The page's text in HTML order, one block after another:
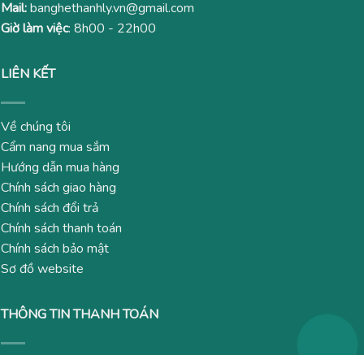
Mail:banghethanhly.vn@gmail.com
Giờ làm việc: 8h00 - 22h00
LIÊN KẾT
Về chúng tôi
Cẩm nang mua sắm
Hướng dẫn mua hàng
Chính sách giao hàng
Chính sách đổi trả
Chính sách thanh toán
Chính sách bảo mật
Sơ đồ website
THÔNG TIN THANH TOÁN